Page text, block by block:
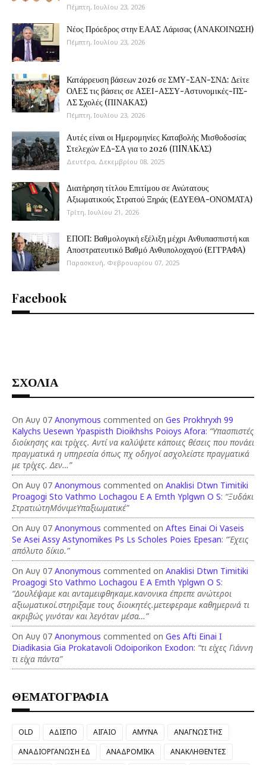
Πέμπτη, Ιουλίου 23, 2026
Νέος Πρόεδρος στην ΕΑΑΣ Λάρισας (ΑΝΑΚΟΙΝΩΣΗ)
Πέμπτη, Ιουλίου 23, 2026
Κατάρρευση βάσεων 2026 σε ΣΜΥ-ΣΑΝ-ΣΝΔ: Δείτε
ΟΛΕΣ τις βάσεις σε ΑΣΕΙ-ΑΣΣΥ-Αστυνομικές-ΠΣ-
ΛΣ Σχολές (ΠΙΝΑΚΑΣ)
Πέμπτη, Ιουλίου 23, 2026
Αυτές είναι οι Ημερομηνίες Καταβολής Μισθοδοσίας
Στελεχών ΕΔ-ΣΑ για το 2026 (ΠINAKAΣ)
Δευτέρα, Δεκεμβρίου 08, 2025
Διατήρηση τίτλου Επιτίμου σε Ανώτατους
Αξιωματικούς Στρατού Ξηράς (ΕΔΥΕΘΑ-ΟΝΟΜΑΤΑ)
Τρίτη, Ιουλίου 21, 2026
ΕΠΟΠ: Βαθμολογική εξέλιξη μέχρι Ανθυπασπιστή και
Αποστρατευτικό Βαθμό Ανθυπολοχαγού (ΕΓΓΡΑΦΑ)
Παρασκευή, Φεβρουαρίου 07, 2025
Facebook
ΣΧΟΛΙΑ
On Αυγ 07 Anonymous commented on Ges Prokhryxh 99
Kalychs Uesewn Ypaspisth Dioikhshs Poioys Afora: “Υπασπιστές
διοίκησης και τρίχες. Αντί να καλύψετε κάποιες θέσεις που πονάει
πραγματικά η υπηρεσία όπως πχ οδηγοί ασχολείστε πραγματικά
με τρίχες. Δεν…”
On Αυγ 07 Anonymous commented on Anaklisi Dtwn Timitiki
Proagogi Sto Vathmo Lochagou E A Emth Yplgwn O S: “Ξυδάκι
ΣτρατιώτηΜόνιμεΥπαξιωματικέ”
On Αυγ 07 Anonymous commented on Aftes Einai Oi Vaseis
Se Asei Assy Astynomikes Ps Ls Scholes Poies Epesan: “Έχεις
απόλυτο δίκιο.”
On Αυγ 07 Anonymous commented on Anaklisi Dtwn Timitiki
Proagogi Sto Vathmo Lochagou E A Emth Yplgwn O S:
“Δουλέψαμε και ανταμειφθηκαμε.κανονικα έπρεπε ανώτεροι
αξιωματικοί.στηριξαμε τους διοικητές.μετεφεραμε καθημερινά τι
ακριβώς γινόταν και λεγόταν μέσα…”
On Αυγ 07 Anonymous commented on Ges Afti Einai I
Diadikasia Gia Prokatavoli Odoiporikon Exodon: “τι είχες Γιάννη
τι είχα πάντα”
ΘΕΜΑΤΟΓΡΑΦΙΑ
OLD ΑΔΙΣΠΟ ΑΙΓΑΙΟ ΑΜΥΝΑ
ΑΝΑΓΝΩΣΤΗΣ
ΑΝΑΔΙΟΡΓΑΝΩΣΗ ΕΔ
ΑΝΑΔΡΟΜΙΚΑ
ΑΝΑΚΛΗΘΕΝΤΕΣ